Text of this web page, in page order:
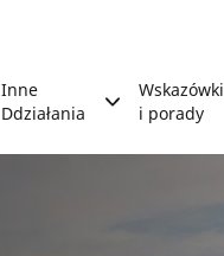
Inne
Ddziałania
Wskazówki
i porady